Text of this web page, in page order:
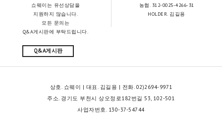
쇼웨이는 유선상담을
지원하지 않습니다.
모든 문의는
Q&A게시판에 부탁드립니다.
Q&A게시판
농협. 312-0025-4266-31
HOLDER. 김길용
상호. 쇼웨이 | 대표. 김길용 | 전화. 02)2694-9971
주소. 경기도 부천시 상오정로182번길 53, 102-501
사업자번호. 130-37-54744